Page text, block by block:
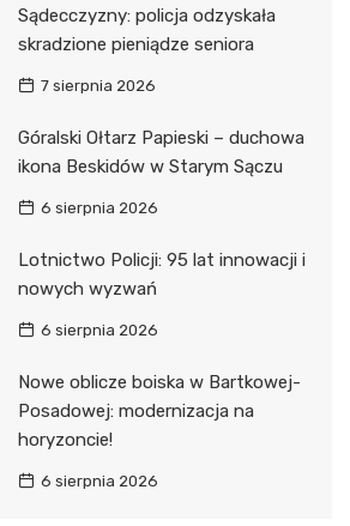
Sądecczyzny: policja odzyskała
skradzione pieniądze seniora
7 sierpnia 2026
Góralski Ołtarz Papieski – duchowa
ikona Beskidów w Starym Sączu
6 sierpnia 2026
Lotnictwo Policji: 95 lat innowacji i
nowych wyzwań
6 sierpnia 2026
Nowe oblicze boiska w Bartkowej-
Posadowej: modernizacja na
horyzoncie!
6 sierpnia 2026